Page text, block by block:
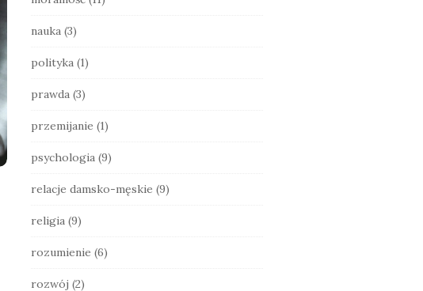
nauka(3)
polityka(1)
prawda(3)
przemijanie (1)
psychologia(9)
relacje damsko-męskie (9)
religia(9)
rozumienie (6)
rozwój (2)